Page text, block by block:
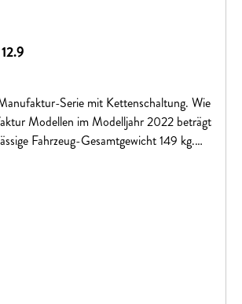
Serie mit Kettenschaltung. Wie
Modellen im Modelljahr 2022 beträgt
Fahrzeug-Gesamtgewicht 149 kg.
und reichweitenstarke
BOSCH Kiox Display sorgt künftig für
unbekannten Strecken.